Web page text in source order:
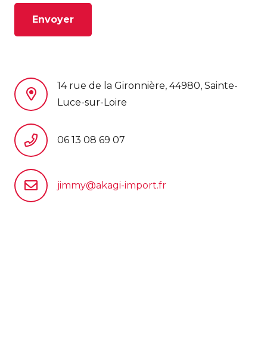
Envoyer
14 rue de la Gironnière, 44980, Sainte-
Luce-sur-Loire
06 13 08 69 07
jimmy@akagi-import.fr